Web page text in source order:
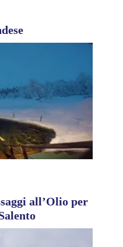
all’Olio per